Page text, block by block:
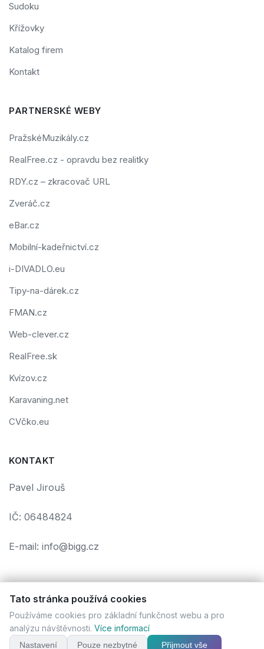
Sudoku
Křížovky
Katalog firem
Kontakt
PARTNERSKÉ WEBY
PražskéMuzikály.cz
RealFree.cz - opravdu bez realitky
RDY.cz – zkracovač URL
Zveráč.cz
eBar.cz
Mobilní-kadeřnictví.cz
i-DIVADLO.eu
Tipy-na-dárek.cz
FMAN.cz
Web-clever.cz
RealFree.sk
Kvízov.cz
Karavaning.net
CVčko.eu
KONTAKT
Pavel Jirouš
IČ: 06484824
E-mail: info@bigg.cz
Podmínky použití Ochrana osobních údajůCookies
© 2026 bigg.cz. Všechna práva vyhrazena. | Vytvořil
Jirouš
Tato stránka používá cookies
Používáme cookies pro základní funkčnost webu a pro
analýzu návštěvnosti. Více informací
Nastavení Pouze nezbytné Přijmout vše